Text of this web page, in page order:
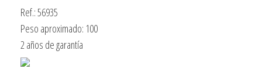
Ref.: 56935
Peso aproximado: 100
2 años de garantía